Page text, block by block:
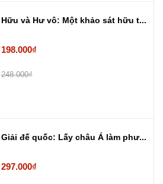
Hữu và Hư vô: Một khảo sát hữu t...
198.000₫
248.000₫
Giải đế quốc: Lấy châu Á làm phư...
297.000₫